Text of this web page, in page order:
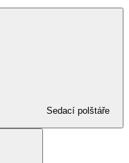
Sedací polštáře